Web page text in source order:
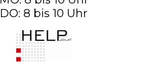
DO: 8 bis 10 Uhr